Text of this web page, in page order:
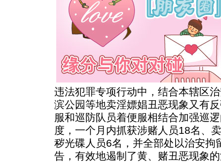
违法犯罪专项行动中，结合本辖区
滨公园等地卖淫嫖娼丑恶现象又有
服和巡防队员着便服相结合加强巡
度，一个月内抓获涉赌人员18名、
秽光碟人员6名，并全部处以治安拘
告，有效地遏制了黄、赌丑恶现象